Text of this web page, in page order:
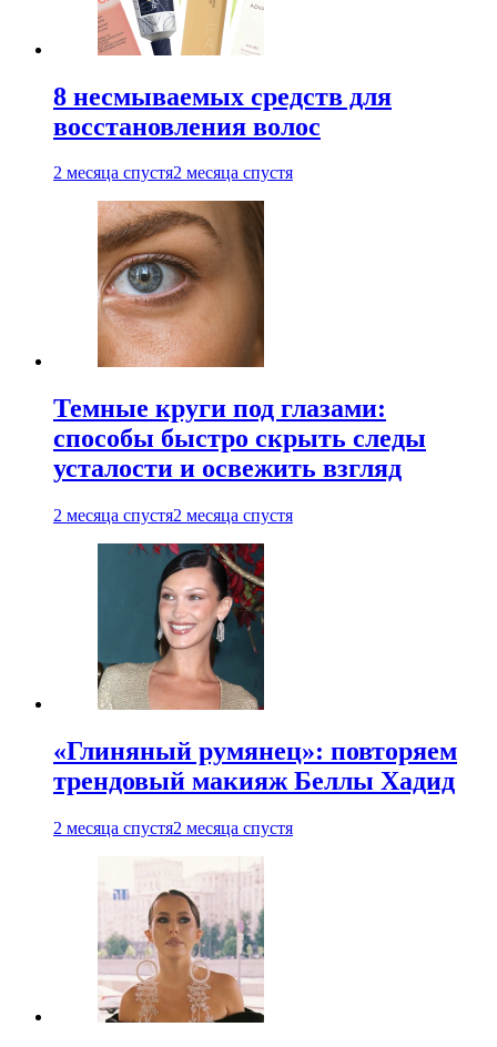
8 несмываемых средств для
восстановления волос
2 месяца спустя2 месяца спустя
Темные круги под глазами:
способы быстро скрыть следы
усталости и освежить взгляд
2 месяца спустя2 месяца спустя
«Глиняный румянец»: повторяем
трендовый макияж Беллы Хадид
2 месяца спустя2 месяца спустя